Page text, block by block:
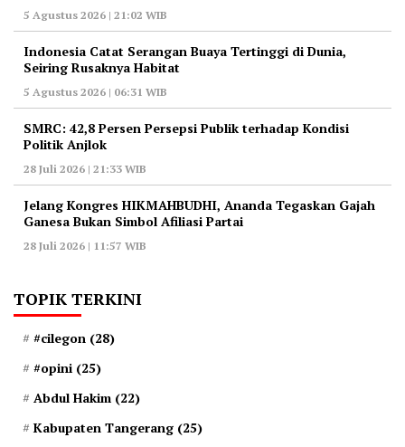
5 Agustus 2026 | 21:02 WIB
Indonesia Catat Serangan Buaya Tertinggi di Dunia,
Seiring Rusaknya Habitat
5 Agustus 2026 | 06:31 WIB
‎SMRC: 42,8 Persen Persepsi Publik terhadap Kondisi
Politik Anjlok
28 Juli 2026 | 21:33 WIB
‎Jelang Kongres HIKMAHBUDHI, Ananda Tegaskan Gajah
Ganesa Bukan Simbol Afiliasi Partai
28 Juli 2026 | 11:57 WIB
TOPIK TERKINI
#cilegon (28)
#opini (25)
Abdul Hakim (22)
Kabupaten Tangerang (25)